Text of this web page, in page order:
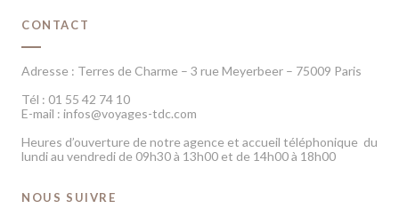
CONTACT
Adresse : Terres de Charme – 3 rue Meyerbeer – 75009 Paris
Tél : 01 55 42 74 10
E-mail : infos@voyages-tdc.com
Heures d’ouverture de notre agence et accueil téléphonique du
lundi au vendredi de 09h30 à 13h00 et de 14h00 à 18h00
NOUS SUIVRE